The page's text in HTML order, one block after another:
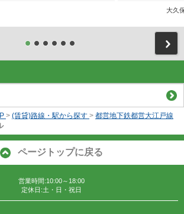
大久
> (賃貸)路線・駅から探す > 都営地下鉄都営大江戸線
ページトップに戻る
営業時間:10:00～18:00
定休日:土・日・祝日